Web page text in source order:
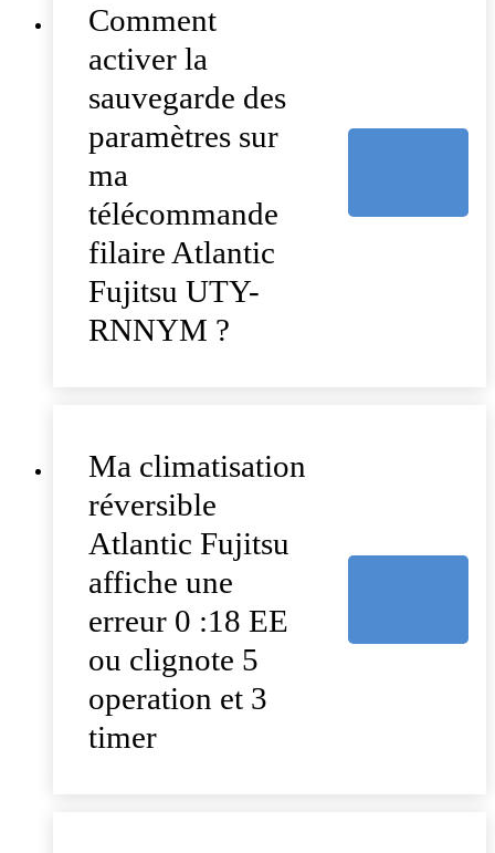
Comment
activer la
sauvegarde des
paramètres sur
ma
télécommande
filaire Atlantic
Fujitsu UTY-
RNNYM ?
Ma climatisation
réversible
Atlantic Fujitsu
affiche une
erreur 0 :18 EE
ou clignote 5
operation et 3
timer